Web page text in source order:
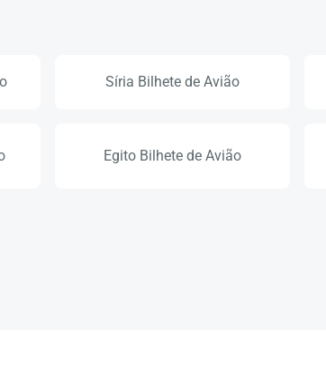
Síria Bilhete de Avião
Egito Bilhete de Avião